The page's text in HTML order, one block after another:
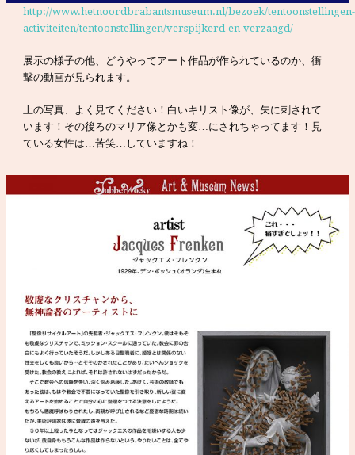
http://www.hetnoordbrabantsmuseum.nl/bezoek/tentoonstellingen-
activiteiten/tentoonstellingen/verspijkerd-en-verzaagd/
展示の様子の他、どうやってアート作品が作られているのか、衝
撃の動画が見られます。
上の写真、よく見てください！白いキリスト像が、矢に刺されて
います！その後ろのマリア像とかも変…にされちゃってます！見
ている女性は…苦笑…していますね！